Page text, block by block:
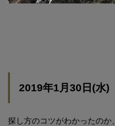
2019年1月30日(水)
探し方のコツがわかったの